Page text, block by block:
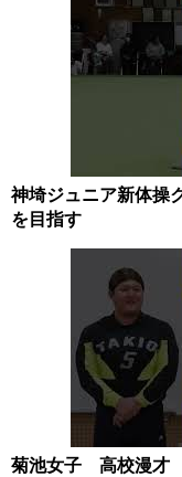
神埼ジュニア新体
を目指す
菊池女子 高校漫才